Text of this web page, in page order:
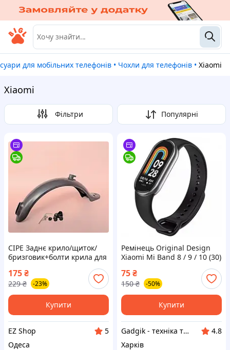
для мобільних телефонів • Чохли для телефонів • Xiaomi
Xiaomi
Фільтри Популярні
СІРЕ Заднє крило/щиток/
бризговик+болти крила для
M365/PRO
175₴
229 ₴ -23%
Купити
EZ Shop
5
Одеса
Ремінець Original Design
Xiaomi Mi Band 8 / 9 / 10 (30)
75₴
150 ₴ -50%
Купити
Gadgik - техніка та аксесуари
4.8
Харків